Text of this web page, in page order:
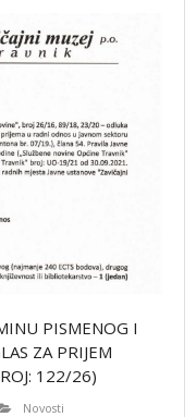
PISMENOG I
ZA PRIJEM
122/26)
Novosti